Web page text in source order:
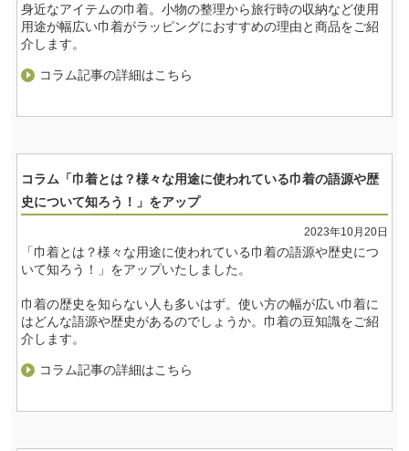
身近なアイテムの巾着。小物の整理から旅行時の収納など使用
用途が幅広い巾着がラッピングにおすすめの理由と商品をご紹
介します。
コラム記事の詳細はこちら
コラム「巾着とは？様々な用途に使われている巾着の語源や歴
史について知ろう！」をアップ
2023年10月20日
「巾着とは？様々な用途に使われている巾着の語源や歴史につ
いて知ろう！」をアップいたしました。
巾着の歴史を知らない人も多いはず。使い方の幅が広い巾着に
はどんな語源や歴史があるのでしょうか。巾着の豆知識をご紹
介します。
コラム記事の詳細はこちら